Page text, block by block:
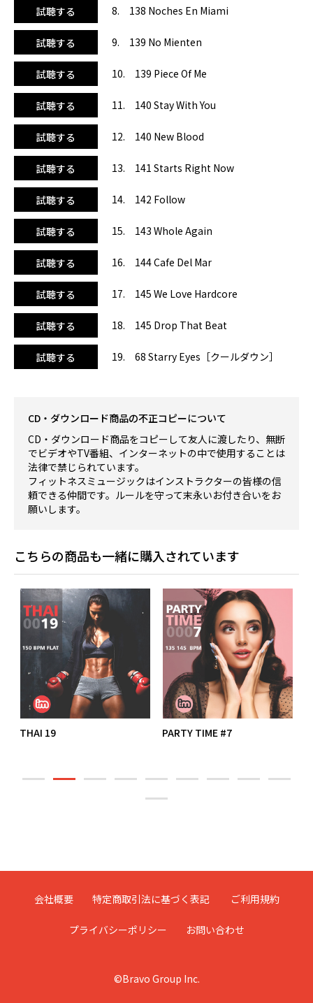
試聴する 8. 138 Noches En Miami
試聴する 9. 139 No Mienten
試聴する 10. 139 Piece Of Me
試聴する 11. 140 Stay With You
試聴する 12. 140 New Blood
試聴する 13. 141 Starts Right Now
試聴する 14. 142 Follow
試聴する 15. 143 Whole Again
試聴する 16. 144 Cafe Del Mar
試聴する 17. 145 We Love Hardcore
試聴する 18. 145 Drop That Beat
試聴する 19. 68 Starry Eyes［クールダウン］
CD・ダウンロード商品の不正コピーについて
CD・ダウンロード商品をコピーして友人に渡したり、無断
でビデオやTV番組、インターネットの中で使用することは
法律で禁じられています。
フィットネスミュージックはインストラクターの皆様の信
頼できる仲間です。ルールを守って末永いお付き合いをお
願いします。
こちらの商品も一緒に購入されています
THAI 19 PARTY TIME #7
会社概要 特定商取引法に基づく表記 ご利用規約
プライバシーポリシー お問い合わせ
©Bravo Group Inc.